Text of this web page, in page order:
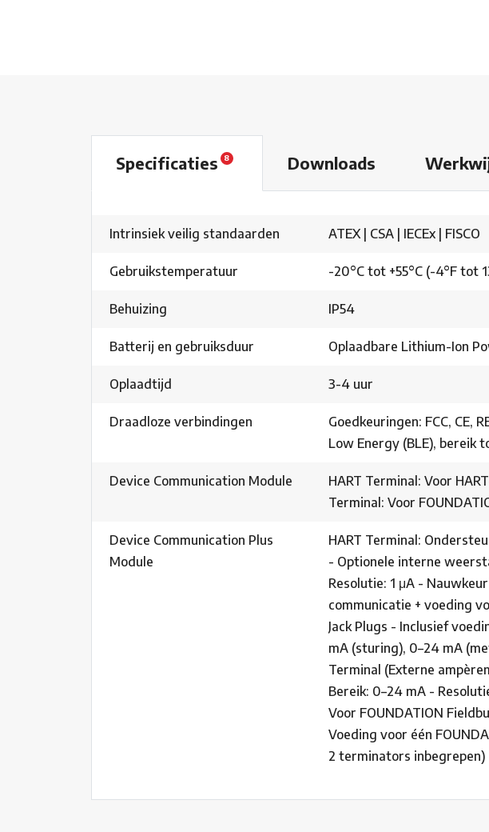
Specificaties 8 Downloads
Intrinsiek veilig standaarden ATEX | CSA | IECEx | FISCO
Gebruikstemperatuur -20°C tot +55°C (-4°F tot
Behuizing IP54
Batterij en gebruiksduur Oplaadbare Lithium-Ion
Oplaadtijd 3-4 uur
Draadloze verbindingen
Goedkeuringen: FCC, CE,
Low Energy (BLE), bereik
Device Communication Module
HART Terminal: Voor
Terminal: Voor
Device Communication Plus
Module
HART Terminal:
- Optionele interne
Resolutie: 1 μA -
communicatie + voeding
Jack Plugs - Inclusief
mA (sturing), 0–24 mA
Terminal (Externe
Bereik: 0–24 mA -
Voor FOUNDATION
Voeding voor één
2 terminators